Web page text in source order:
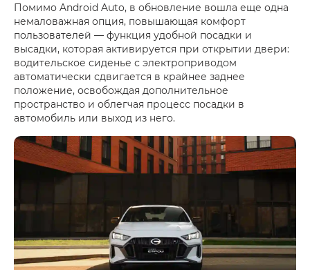
Помимо Android Auto, в обновление вошла еще одна
немаловажная опция, повышающая комфорт
пользователей — функция удобной посадки и
высадки, которая активируется при открытии двери:
водительское сиденье с электроприводом
автоматически сдвигается в крайнее заднее
положение, освобождая дополнительное
пространство и облегчая процесс посадки в
автомобиль или выход из него.